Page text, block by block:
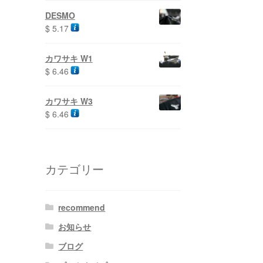
DESMO
$5.17
カワサキ W1
$6.46
カワサキ W3
$6.46
カテゴリー
recommend
お知らせ
ブログ